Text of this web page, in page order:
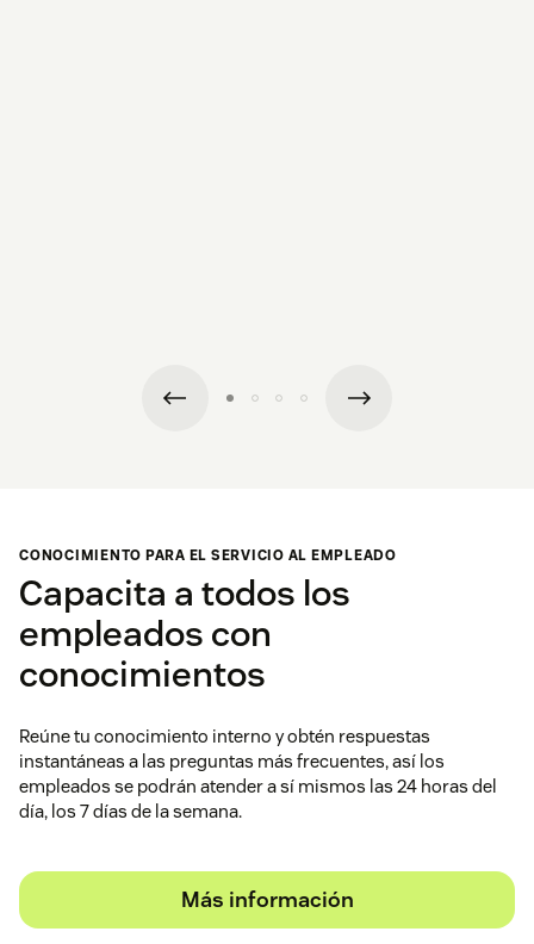
CONOCIMIENTO PARA EL SERVICIO AL EMPLEADO
Capacita a todos los
empleados con
conocimientos
Reúne tu conocimiento interno y obtén respuestas
instantáneas a las preguntas más frecuentes, así los
empleados se podrán atender a sí mismos las 24 horas del
día, los 7 días de la semana.
Más información